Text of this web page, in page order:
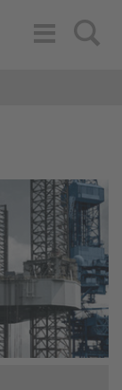
Search
Toggle
Navigation